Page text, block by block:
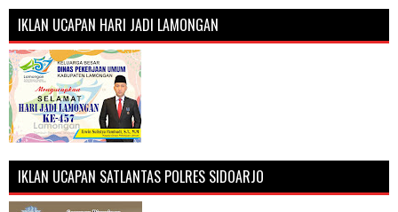
IKLAN UCAPAN HARI JADI LAMONGAN
IKLAN UCAPAN SATLANTAS POLRES SIDOARJO